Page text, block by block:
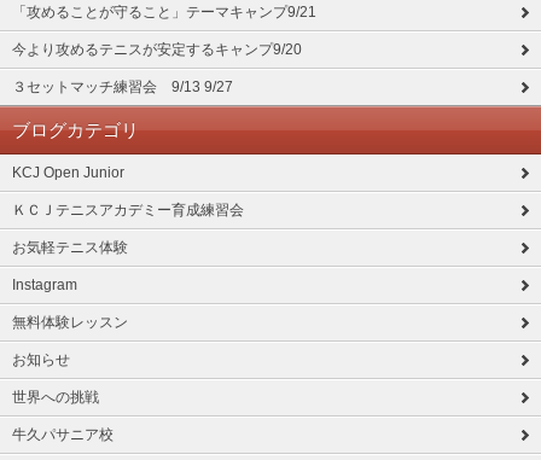
「攻めることが守ること」テーマキャンプ9/21
今より攻めるテニスが安定するキャンプ9/20
３セットマッチ練習会 9/13 9/27
ブログカテゴリ
KCJ Open Junior
ＫＣＪテニスアカデミー育成練習会
お気軽テニス体験
Instagram
無料体験レッスン
お知らせ
世界への挑戦
牛久パサニア校